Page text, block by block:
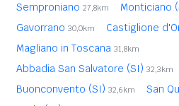
Semproniano 27,8km Monticiano
Gavorrano 30,0km Castiglione
Magliano in Toscana 31,8km
Abbadia San Salvatore (SI) 32,3km
Buonconvento (SI) 32,6km San